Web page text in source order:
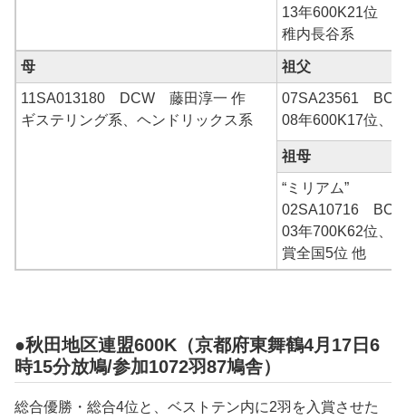
13年600K21位
稚内長谷系
母 祖父
11SA013180 DCW 藤田淳一 作
ギステリング系、ヘンドリックス系
07SA23561 BC
08年600K17位、
祖母
“ミリアム”
02SA10716
03年700K62位、
賞全国5位 他
●秋田地区連盟600K（京都府東舞鶴4月17日6
時15分放鳩/参加1072羽87鳩舎）
総合優勝・総合4位と、ベストテン内に2羽を入賞させた